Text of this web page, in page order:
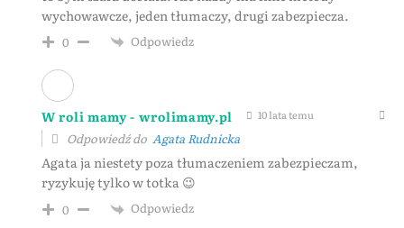
wychowawcze, jeden tłumaczy, drugi zabezpiecza.
0 Odpowiedz
W roli mamy - wrolimamy.pl 10 lata temu
Odpowiedź do Agata Rudnicka
Agata ja niestety poza tłumaczeniem zabezpieczam,
ryzykuję tylko w totka 😉
0 Odpowiedz